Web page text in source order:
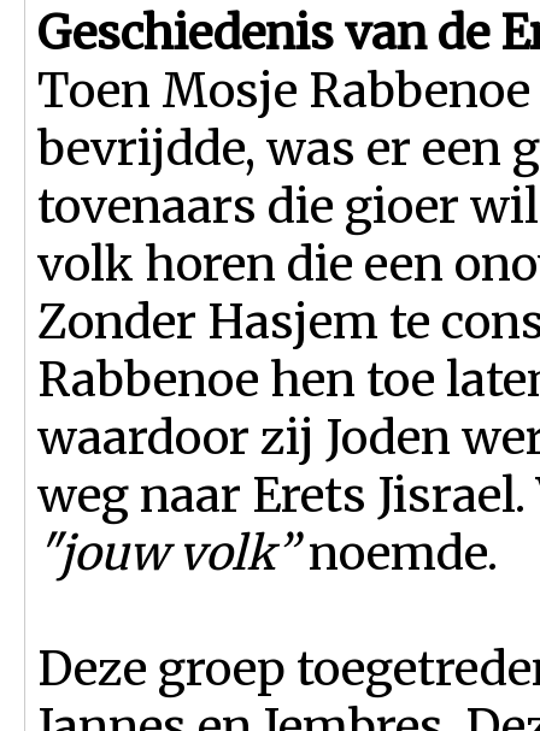
Geschiedenis van de
Toen Mosje
bevrijdde, was er een
tovenaars die gioer
volk horen die een
Zonder Hasjem te
Rabbenoe hen toe
waardoor zij Joden
weg naar Erets
"jouw volk”noemde.
Deze groep